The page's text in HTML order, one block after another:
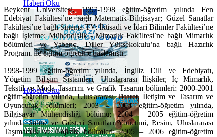
Haberi Oku
Haberi Oku
Beykent Üniversitesi, 1997-1998 eğitim-öğretim yılında Fen
Edebiyat Fakültesi’ne bağlı Matematik-Bilgisayar; Güzel Sanatlar
Fakültesi’ne bağlı Sinema-TV; İktisadi ve İdari Bilimler Fakültesi’ne
bağlı İşletme; Mühendislik - Mimarlık Fakültesi’ne bağlı Mimarlık
bölümleri ve Yabancı Diller Yüksekokulu’na bağlı Hazırlık
Programı ile eğitim-öğretime başlamıştır.
1998-1999 eğitim-öğretim yılında, İngiliz Dili ve Edebiyatı,
Yönetim Bilişim Sistemleri, Uluslararası İlişkiler, İç Mimarlık,
Tekstil ve Moda Tasarımı ve Grafik Tasarım bölümleri; 2000-2001
eğitim-öğretim yılında, Uluslararası Ticaret, İletişim ve Tasarım ve
Oyunculuk bölümleri; 2003 – 2004 eğitim-öğretim yılında,
Bilgisayar Mühendisliği bölümü; 2004 – 2005 eğitim-öğretim
yılında Sahne ve Gösteri Sanatları Yönetimi, Resim, Uluslararası
Taşımacılık ve Lojistik bölümleri; 2005 – 2006 eğitim-öğretim